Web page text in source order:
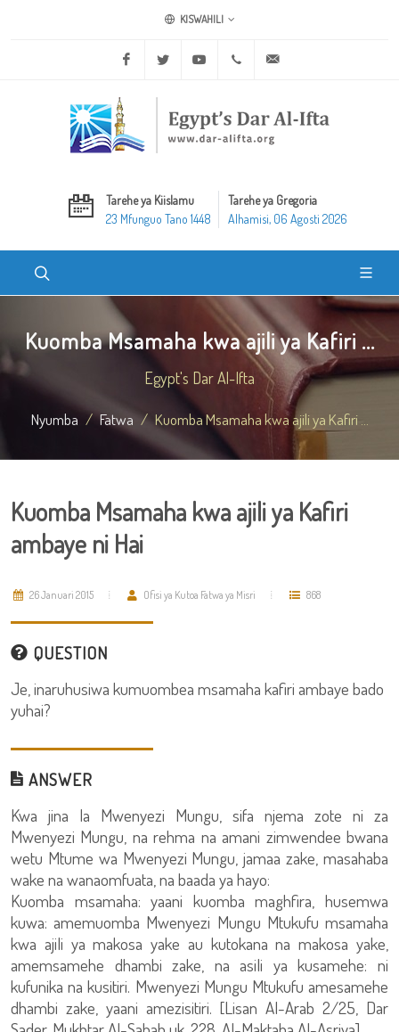
KISWAHILI
Facebook Twitter Youtube +20 2 25970400
Tarehe ya Kiislamu
23 Mfunguo Tano 1448
Tarehe ya Gregoria
Alhamisi, 06 Agosti 2026
Kuomba Msamaha kwa ajili ya Kafiri ...
Egypt's Dar Al-Ifta
Nyumba Fatwa Kuomba Msamaha kwa ajili ya Kafiri ...
Kuomba Msamaha kwa ajili ya Kafiri
ambaye ni Hai
26 Januari 2015 Ofisi ya Kutoa Fatwa ya Misri 868
QUESTION
Je, inaruhusiwa kumuombea msamaha kafiri ambaye bado
yuhai?
ANSWER
Kwa jina la Mwenyezi Mungu, sifa njema zote ni za
Mwenyezi Mungu, na rehma na amani zimwendee bwana
wetu Mtume wa Mwenyezi Mungu, jamaa zake, masahaba
wake na wanaomfuata, na baada ya hayo:
Kuomba msamaha: yaani kuomba maghfira, husemwa
kuwa: amemuomba Mwenyezi Mungu Mtukufu msamaha
kwa ajili ya makosa yake au kutokana na makosa yake,
amemsamehe dhambi zake, na asili ya kusamehe: ni
kufunika na kusitiri. Mwenyezi Mungu Mtukufu amesamehe
dhambi zake, yaani amezisitiri. [Lisan Al-Arab 2/25, Dar